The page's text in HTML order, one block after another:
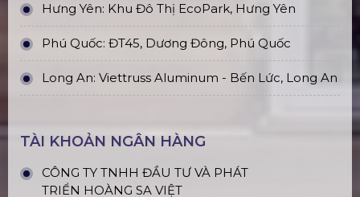
Hưng Yên: Khu Đô Thị EcoPark, Hưng Yên
Phú Quốc: ĐT45, Dương Đông, Phú Quốc
Long An: Viettruss Aluminum - Bến Lức, Long An
TÀI KHOẢN NGÂN HÀNG
CÔNG TY TNHH ĐẦU TƯ VÀ PHÁT
TRIỂN HOÀNG SA VIỆT